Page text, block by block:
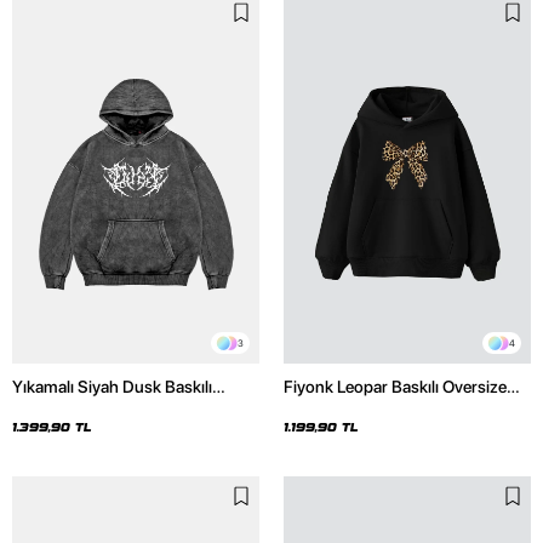
3
Yıkamalı Siyah Dusk Baskılı
1.399,90 TL
4
Fiyonk Leopar Baskılı Oversize
1.199,90 TL